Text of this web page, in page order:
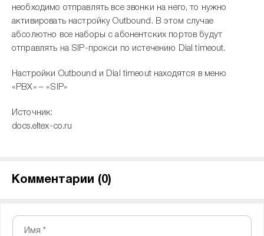
необходимо отправлять все звонки на него, то нужно
активировать настройку Outbound. В этом случае
абсолютно все наборы с абонентских портов будут
отправлять на SIP-прокси по истечению Dial timeout.
Настройки Outbound и Dial timeout находятся в меню
«PBX» – «SIP»
Источник:
docs.eltex-co.ru
Комментарии (0)
Имя *